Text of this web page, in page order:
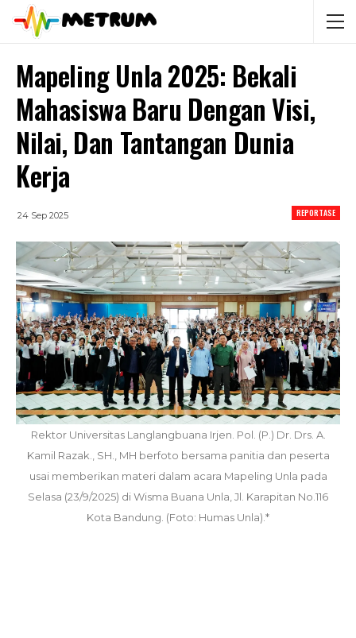
Mapeling Unla 2025: Bekali
Mahasiswa Baru Dengan Visi,
Nilai, Dan Tantangan Dunia
Kerja
REPORTASE
24 Sep 2025
Rektor Universitas Langlangbuana Irjen. Pol. (P.) Dr. Drs. A.
Kamil Razak., SH., MH berfoto bersama panitia dan peserta
usai memberikan materi dalam acara Mapeling Unla pada
Selasa (23/9/2025) di Wisma Buana Unla, Jl. Karapitan No.116
Kota Bandung. (Foto: Humas Unla).*